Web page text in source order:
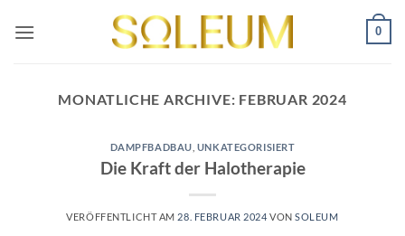
Inhalt
0
MONATLICHE ARCHIVE: FEBRUAR 2024
DAMPFBADBAU UNKATEGORISIERT
Die Kraft der Halotherapie
VERÖFFENTLICHT AM 28. FEBRUAR 2024VONSOLEUM